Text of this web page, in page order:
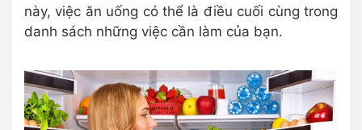
này, việc ăn uống có thể là điều cuối cùng trong
danh sách những việc cần làm của bạn.